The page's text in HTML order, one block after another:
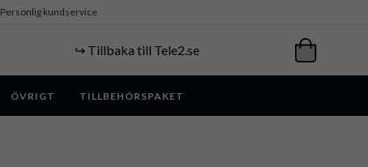
Personlig kundservice
↪️ Tillbaka till Tele2.se
ÖVRIGT TILLBEHÖRSPAKET